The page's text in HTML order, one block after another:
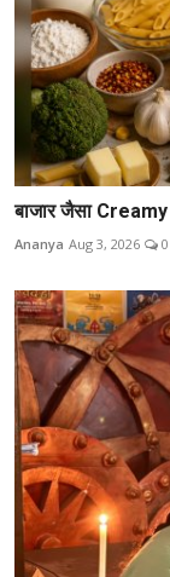
बाजार जैसा
Ananya Aug 3, 2026 0